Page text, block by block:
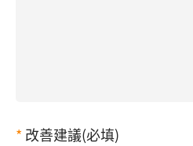
改善建議(必填)